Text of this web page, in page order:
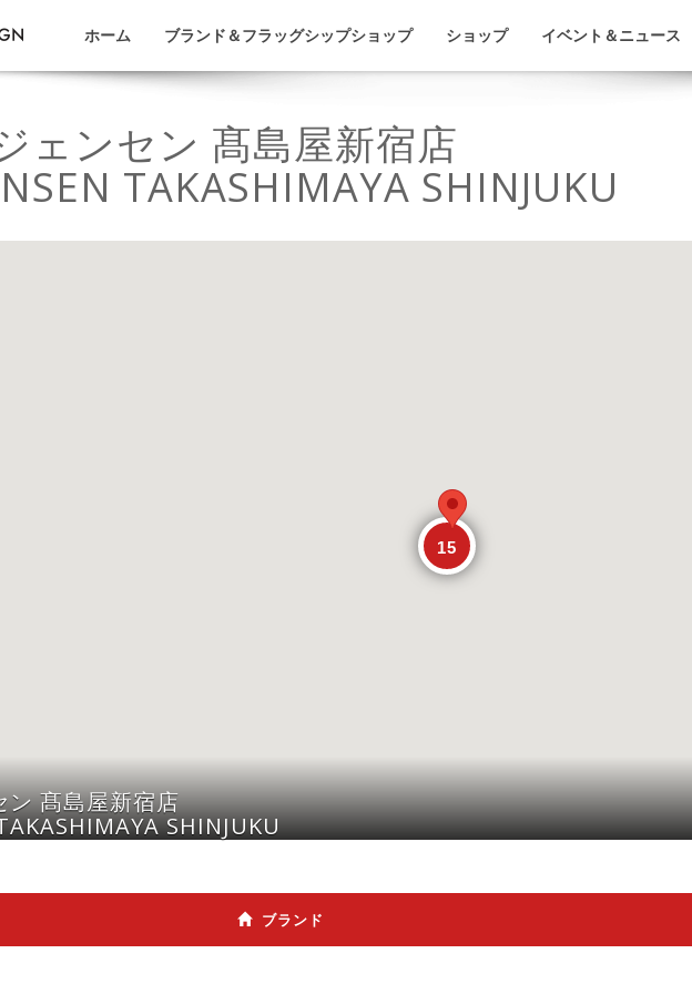
ホーム ブランド＆フラッグシップショップ ショップ イベント＆ニュース
ェンセン 髙島屋新宿店
TAKASHIMAYA SHINJUKU
15
ン 髙島屋新宿店
SHINJUKU
ブランド